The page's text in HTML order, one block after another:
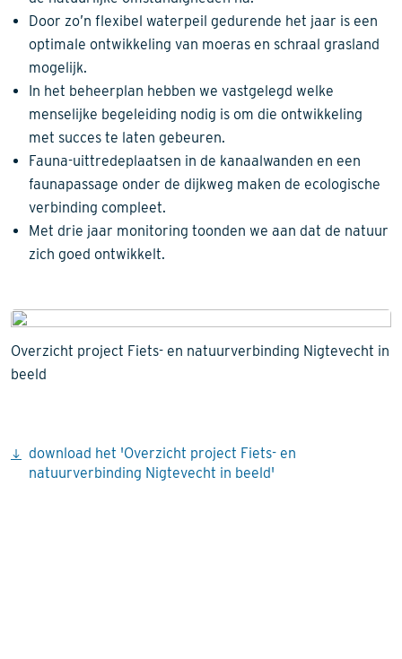
Door zo’n flexibel waterpeil gedurende het jaar is een
optimale ontwikkeling van moeras en schraal grasland
mogelijk.
In het beheerplan hebben we vastgelegd welke
menselijke begeleiding nodig is om die ontwikkeling
met succes te laten gebeuren.
Fauna-uittredeplaatsen in de kanaalwanden en een
faunapassage onder de dijkweg maken de ecologische
verbinding compleet.
Met drie jaar monitoring toonden we aan dat de natuur
zich goed ontwikkelt.
Overzicht project Fiets- en natuurverbinding Nigtevecht in
beeld
download het 'Overzicht project Fiets- en
natuurverbinding Nigtevecht in beeld'